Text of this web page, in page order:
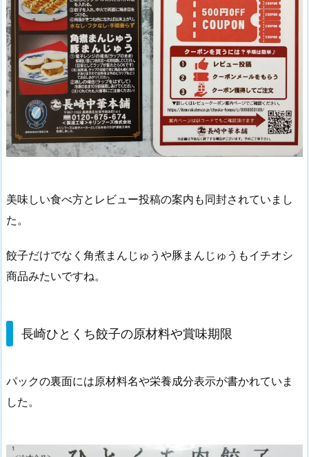
美味しい食べ方とレビュー投稿の案内も同封されていまし
た。
餃子だけでなく角煮まんじゅうや豚まんじゅうもイチオシ
商品みたいですね。
長崎ひとくち餃子の原材料や賞味期限
パックの裏面には原材料名や栄養成分表示が書かれていま
した。